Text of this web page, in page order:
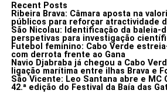
Recent Posts
Ribeira Brava: Câmara aposta na
públicos para reforçar atractividade
São Nicolau: Identificação da baleia-
perspetivas para investigação
Futebol feminino: Cabo Verde
com derrota frente ao Gana
Navio Djabraba já chegou a Cabo
ligação marítima entre ilhas Brava e
São Vicente: Leo Santana abre e MC
42.ª edição do Festival da Baía das